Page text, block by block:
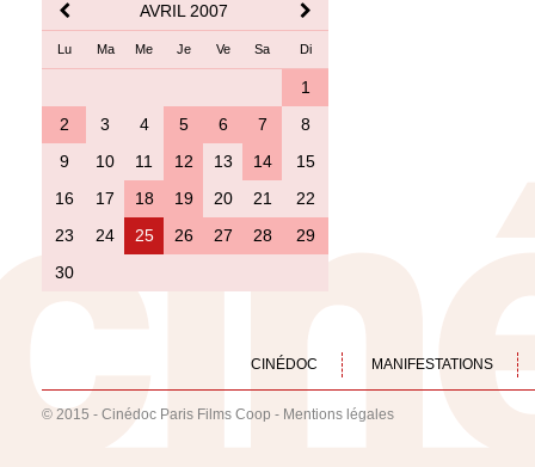
AVRIL 2007
Lu Ma Me Je Ve Sa Di
1
2
3 4 5 6 7
8
9
10 11 12 13 14
15
16
17 18 19 20 21
22
23
24 25 26 27 28
29
30
CINÉDOC MANIFESTATIONS
© 2015 - Cinédoc Paris Films Coop - Mentions légales